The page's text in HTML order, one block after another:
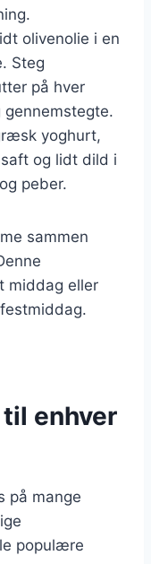
olivenolie i en
Steg
på hver
yoghurt,
og lidt dild i
peber.
sammen
middag eller
enhver
på mange
populære